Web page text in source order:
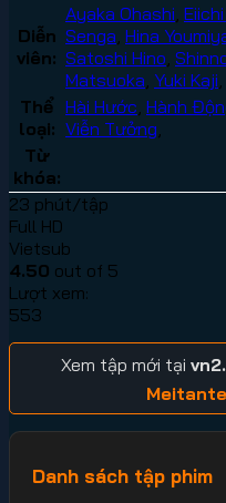
Diễn
viên:
Ayaka Ohashi
Senga Hina
Satoshi Hino
Matsuoka Yuki Kaji
Thể
loại:
Hài Hước Hành
Viễn Tưởng
Từ
khóa:
23 phút/tập
Full HD
Vietsub
4.50 out of 5
Lượt xem:
553
Xem tập mới tại
Danh sách tập phim